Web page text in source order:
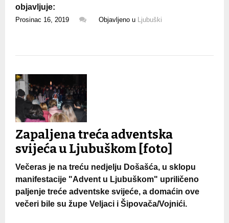
objavljuje:
Prosinac 16, 2019 Objavljeno u Ljubuški
Zapaljena treća adventska
svijeća u Ljubuškom [foto]
Večeras je na treću nedjelju Došašća, u sklopu
manifestacije "Advent u Ljubuškom" upriličeno
paljenje treće adventske svijeće, a domaćin ove
večeri bile su župe Veljaci i Šipovača/Vojnići.